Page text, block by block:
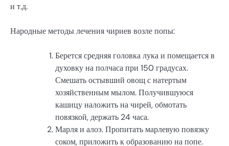
и т.д.
Народные методы лечения чириев возле попы:
Берется средняя головка лука и помещается в
духовку на полчаса при 150 градусах.
Смешать остывший овощ с натертым
хозяйственным мылом. Получившуюся
кашицу наложить на чирей, обмотать
повязкой, держать 24 часа.
Марля и алоэ. Пропитать марлевую повязку
соком, приложить к образованию на попе.